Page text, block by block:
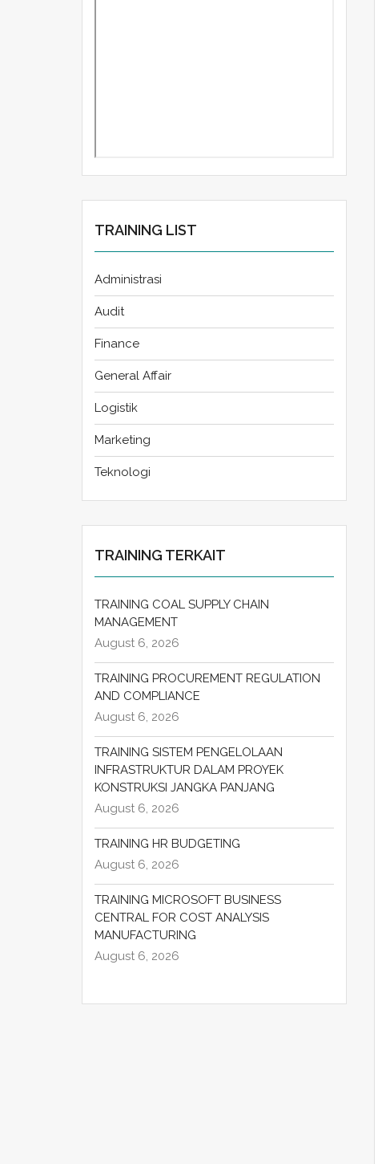
TRAINING LIST
Administrasi
Audit
Finance
General Affair
Logistik
Marketing
Teknologi
TRAINING TERKAIT
TRAINING COAL SUPPLY CHAIN
MANAGEMENT
August 6, 2026
TRAINING PROCUREMENT REGULATION
AND COMPLIANCE
August 6, 2026
TRAINING SISTEM PENGELOLAAN
INFRASTRUKTUR DALAM PROYEK
KONSTRUKSI JANGKA PANJANG
August 6, 2026
TRAINING HR BUDGETING
August 6, 2026
TRAINING MICROSOFT BUSINESS
CENTRAL FOR COST ANALYSIS
MANUFACTURING
August 6, 2026